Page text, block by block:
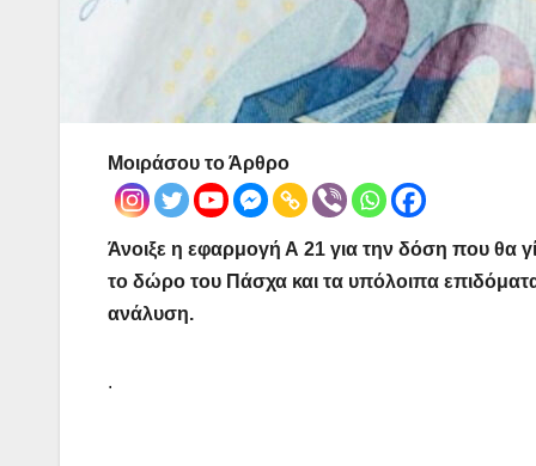
Μοιράσου το Άρθρο
Άνοιξε η εφαρμογή Α 21 για την δόση που θα
το δώρο του Πάσχα και τα υπόλοιπα επιδόματα.
ανάλυση.
.